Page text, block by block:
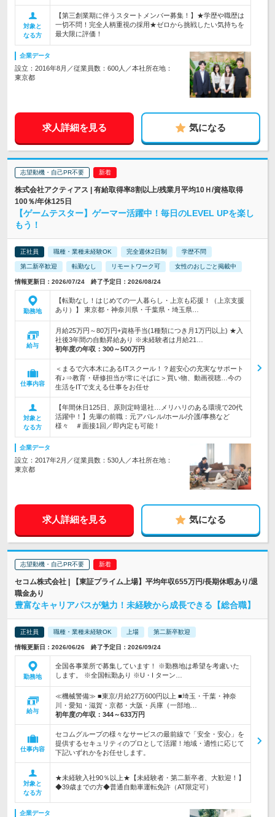
対象と
なる方
【第三創業期に伴うスタートメンバー募集！】★学歴や職歴は
一切不問！完全人柄重視の採用★ゼロから挑戦したい気持ちを
最大限に評価！
企業データ
設立：2016年8月／従業員数：600人／本社所在地：
東京都
求人詳細を見る 気になる
志望動機・自己PR不要
株式会社アクティアス | 有給取得率8割以上/残業月平均10Ｈ/資格取得
100％/年休125日
【ゲームテスター】ゲーマー活躍中！毎日のLEVEL UPを楽し
もう！
正社員 職種・業種未経験OK 完全週休2日制 学歴不問
第二新卒歓迎 転勤なし リモートワーク可 女性のおしごと掲載中
情報更新日：2026/07/24 終了予定日：2026/08/24
勤務地
【転勤なし！はじめての一人暮らし・上京も応援！（上京支援
あり）】 東京都・神奈川県・千葉県・埼玉県…
給与
月給25万円～80万円+資格手当(1種類につき月1万円以上) ★入
社後3年間の自動昇給あり ※未経験者は月給21…
初年度の年収： 300～500万円
仕事内容
＜まるで六本木にあるITスクール！？超安心の充実なサポート
有♪⇒教育・研修担当が常にそばに＞買い物、動画視聴…今の
生活をITで支える仕事をお任せ
対象と
なる方
【年間休日125日、原則定時退社…メリハリのある環境で20代
活躍中！】先輩の前職：元アパレル/ホール/介護/事務など
様々 ＃面接1回／即内定も可能！
企業データ
設立：2017年2月／従業員数：530人／本社所在地：
東京都
求人詳細を見る 気になる
志望動機・自己PR不要
セコム株式会社 | 【東証プライム上場】平均年収655万円/長期休暇あり/退
職金あり
豊富なキャリアパスが魅力！未経験から成長できる【総合職】
正社員 職種・業種未経験OK 上場 第二新卒歓迎
情報更新日：2026/06/26 終了予定日：2026/09/24
勤務地
全国各事業所で募集しています！ ※勤務地は希望を考慮いた
します。 ※全国転勤あり ※U・I ターン…
給与
≪機械警備≫ ■東京/月給27万600円以上 ■埼玉・千葉・神奈
川・愛知・滋賀・京都・大阪・兵庫（一部地…
初年度の年収： 344～633万円
仕事内容
セコムグループの様々なサービスの最前線で「安全・安心」を
提供するセキュリティのプロとして活躍！地域・適性に応じて
下記いずれかをお任せします。
対象と
なる方
★未経験入社90％以上★【未経験者・第二新卒者、大歓迎！】
◆39歳までの方◆普通自動車運転免許（AT限定可）
企業データ